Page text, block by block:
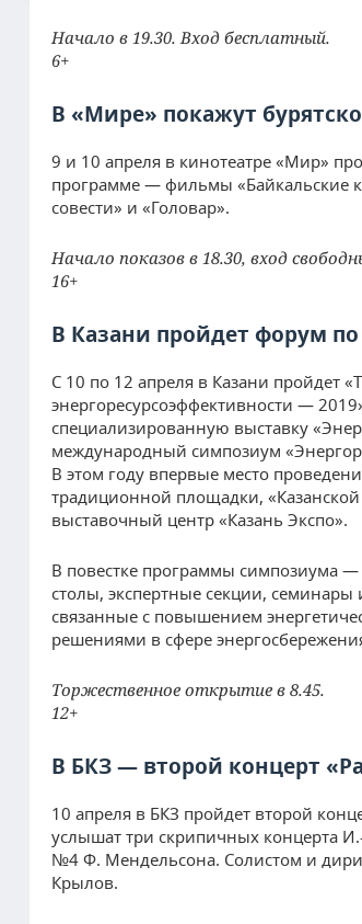
Начало в 19.30. Вход бесплатный.
6+
В «Мире» покажут
9 и 10 апреля в кинотеатре «Мир»
программе — фильмы «Байкальские
совести» и «Головар».
Начало показов в 18.30, вход
16+
В Казани пройдет форум
С 10 по 12 апреля в Казани пройдет
энергоресурсоэффективности —
специализированную выставку
международный симпозиум
В этом году впервые место
традиционной площадки,
выставочный центр «Казань Экспо».
В повестке программы симпозиума
столы, экспертные секции,
связанные с повышением
решениями в сфере
Торжественное открытие в 8.45.
12+
В БКЗ — второй концерт
10 апреля в БКЗ пройдет второй
услышат три скрипичных концерта
№4 Ф. Мендельсона. Солистом и
Крылов.